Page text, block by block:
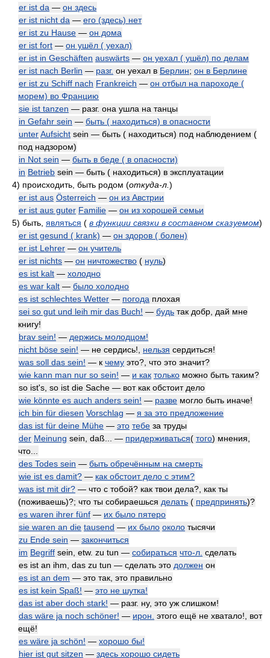
er ist da — он здесь
er ist nicht da — его (здесь) нет
er ist zu Hause — он дома
er ist fort — он ушёл ( уехал)
er ist in Geschäften auswärts — он уехал ( ушёл) по делам
er ist nach Berlin — разг. он уехал в Берлин; он в Берлине
er ist zu Schiff nach Frankreich — он отбыл на пароходе (
морем) во Францию
sie ist tanzen — разг. она ушла на танцы
in Gefahr sein — быть ( находиться) в опасности
unterAufsicht sein — быть ( находиться) под наблюдением (
под надзором)
in Not sein — быть в беде ( в опасности)
in Betrieb sein — быть ( находиться) в эксплуатации
4) происходить, быть родом (откуда-л. )
er ist aus Österreich — он из Австрии
er ist aus guter Familie — он из хорошей семьи
5) быть, являться ( в функции связки в составном сказуемом)
er ist gesund ( krank) — он здоров ( болен)
er ist Lehrer — он учитель
er ist nichts — он ничтожество ( нуль)
es ist kalt — холодно
es war kalt — было холодно
es ist schlechtes Wetter — погода плохая
sei so gut und leih mir das Buch! — будь так добр, дай мне
книгу!
brav sein! — держись молодцом!
nicht böse sein! — не сердись!, нельзя сердиться!
was soll das sein! — к чему это?, что это значит?
wie kann man nur so sein! — и как только можно быть таким?
so ist's, so ist die Sache — вот как обстоит дело
wie könnte es auch anders sein! — разве могло быть иначе!
ich bin für diesen Vorschlag — я за это предложение
das ist für deine Mühe — это тебе за труды
der Meinung sein, daß... — придерживаться( того) мнения,
что...
des Todes sein — быть обречённым на смерть
wie ist es damit? — как обстоит дело с этим?
was ist mit dir? — что с тобой? как твои дела?, как ты
(поживаешь)?; что ты собираешься делать ( предпринять)?
es waren ihrer fünf — их было пятеро
sie waren an die tausend — их было около тысячи
zu Ende sein — закончиться
im Begriff sein, etw. zu tun — собираться что-л. сделать
es ist an ihm, das zu tun — сделать это должен он
es ist an dem — это так, это правильно
es ist kein Spaß! — это не шутка!
das ist aber doch stark! — разг. ну, это уж слишком!
das wäre ja noch schöner! — ирон. этого ещё не хватало!, вот
ещё!
es wäre ja schön! — хорошо бы!
hier ist gut sitzen — здесь хорошо сидеть